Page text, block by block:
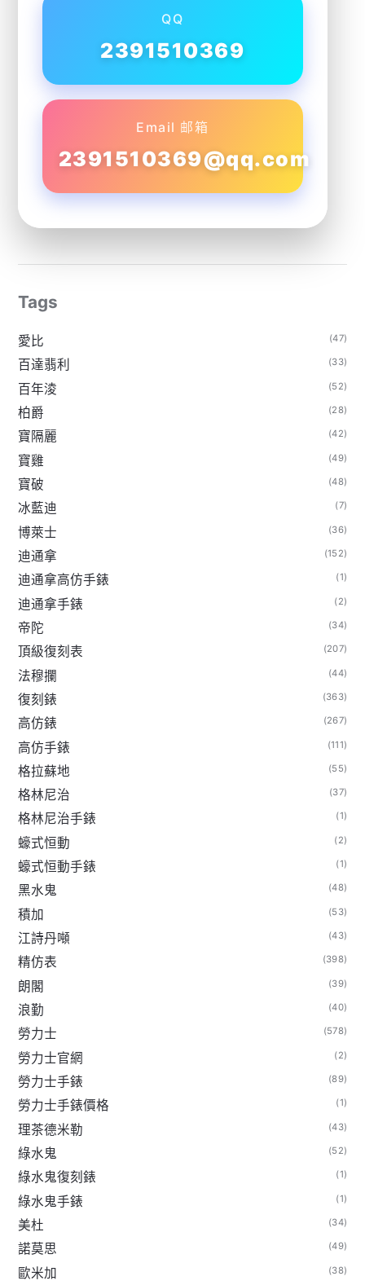
QQ
2391510369
Email 邮箱
2391510369@qq.com
Tags
愛比 (47)
百達翡利 (33)
百年淩 (52)
柏爵 (28)
寶隔麗 (42)
寶雞 (49)
寶破 (48)
冰藍迪 (7)
博萊士 (36)
迪通拿 (152)
迪通拿高仿手錶 (1)
迪通拿手錶 (2)
帝陀 (34)
頂級復刻表 (207)
法穆攔 (44)
復刻錶 (363)
高仿錶 (267)
高仿手錶 (111)
格拉蘇地 (55)
格林尼治 (37)
格林尼治手錶 (1)
蠔式恒動 (2)
蠔式恒動手錶 (1)
黑水鬼 (48)
積加 (53)
江詩丹噸 (43)
精仿表 (398)
朗閣 (39)
浪勤 (40)
勞力士 (578)
勞力士官網 (2)
勞力士手錶 (89)
勞力士手錶價格 (1)
理茶德米勒 (43)
綠水鬼 (52)
綠水鬼復刻錶 (1)
綠水鬼手錶 (1)
美杜 (34)
諾莫思 (49)
歐米加 (38)